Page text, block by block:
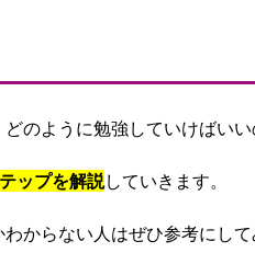
のように勉強していけばいい
ップを解説していきます。
からない人はぜひ参考にして